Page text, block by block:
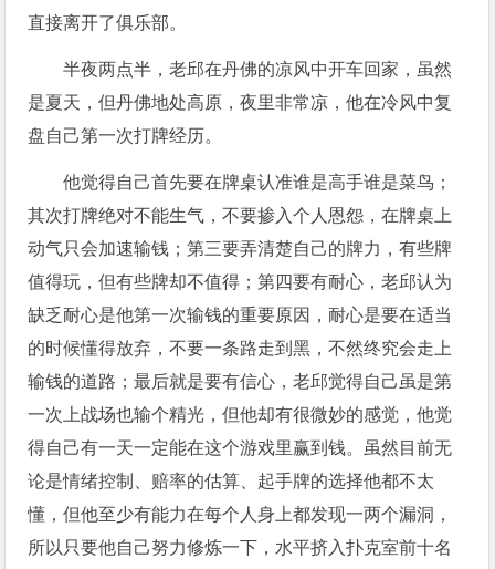
直接离开了俱乐部。
半夜两点半，老邱在丹佛的凉风中开车回家，虽然
是夏天，但丹佛地处高原，夜里非常凉，他在冷风中复
盘自己第一次打牌经历。
他觉得自己首先要在牌桌认准谁是高手谁是菜鸟；
其次打牌绝对不能生气，不要掺入个人恩怨，在牌桌上
动气只会加速输钱；第三要弄清楚自己的牌力，有些牌
值得玩，但有些牌却不值得；第四要有耐心，老邱认为
缺乏耐心是他第一次输钱的重要原因，耐心是要在适当
的时候懂得放弃，不要一条路走到黑，不然终究会走上
输钱的道路；最后就是要有信心，老邱觉得自己虽是第
一次上战场也输个精光，但他却有很微妙的感觉，他觉
得自己有一天一定能在这个游戏里赢到钱。虽然目前无
论是情绪控制、赔率的估算、起手牌的选择他都不太
懂，但他至少有能力在每个人身上都发现一两个漏洞，
所以只要他自己努力修炼一下，水平挤入扑克室前十名